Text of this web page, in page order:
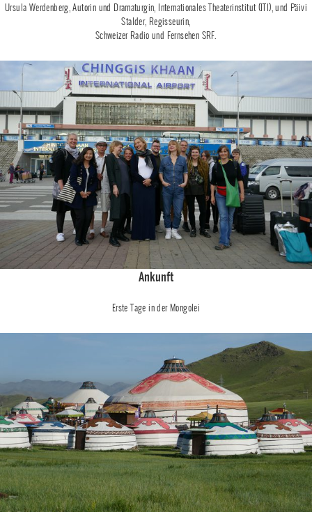
Ursula Werdenberg, Autorin und Dramaturgin, Internationales Theaterinstitut (ITI), und Päivi
Stalder, Regisseurin,
Schweizer Radio und Fernsehen SRF.
Ankunft
Erste Tage in der Mongolei